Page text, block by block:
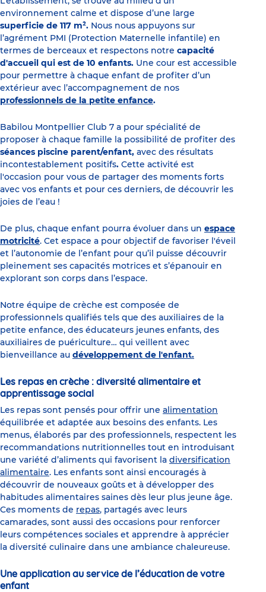
environnement calme et dispose d’une large
superficie de 117 m². Nous nous appuyons sur
l’agrément PMI (Protection Maternelle infantile) en
termes de berceaux et respectons notre capacité
d'accueil qui est de 10 enfants. Une cour est accessible
pour permettre à chaque enfant de profiter d’un
extérieur avec l’accompagnement de nos
professionnels de la petite enfance.
Babilou Montpellier Club 7 a pour spécialité de
proposer à chaque famille la possibilité de profiter des
séances piscine parent/enfant, avec des résultats
incontestablement positifs. Cette activité est
l'occasion pour vous de partager des moments forts
avec vos enfants et pour ces derniers, de découvrir les
joies de l’eau !
De plus, chaque enfant pourra évoluer dans un espace
motricité. Cet espace a pour objectif de favoriser l'éveil
et l’autonomie de l’enfant pour qu’il puisse découvrir
pleinement ses capacités motrices et s’épanouir en
explorant son corps dans l’espace.
Notre équipe de crèche est composée de
professionnels qualifiés tels que des auxiliaires de la
petite enfance, des éducateurs jeunes enfants, des
auxiliaires de puériculture… qui veillent avec
bienveillance au développement de l'enfant.
Les repas en crèche : diversité alimentaire et
apprentissage social
Les repas sont pensés pour offrir une alimentation
équilibrée et adaptée aux besoins des enfants. Les
menus, élaborés par des professionnels, respectent les
recommandations nutritionnelles tout en introduisant
une variété d’aliments qui favorisent la diversification
alimentaire. Les enfants sont ainsi encouragés à
découvrir de nouveaux goûts et à développer des
habitudes alimentaires saines dès leur plus jeune âge.
Ces moments de repas, partagés avec leurs
camarades, sont aussi des occasions pour renforcer
leurs compétences sociales et apprendre à apprécier
la diversité culinaire dans une ambiance chaleureuse.
Une application au service de l’éducation de votre
enfant